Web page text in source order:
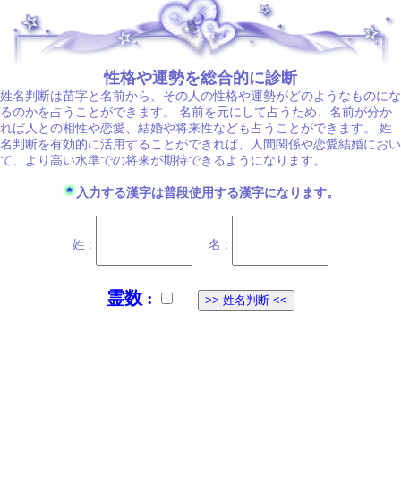
.
性格や運勢を総合的に診断
姓名判断は苗字と名前から、その人の性格や運勢がどのようなものにな
るのかを占うことができます。 名前を元にして占うため、名前が分か
れば人との相性や恋愛、結婚や将来性なども占うことができます。 姓
名判断を有効的に活用することができれば、人間関係や恋愛結婚におい
て、より高い水準での将来が期待できるようになります。
入力する漢字は普段使用する漢字になります。
姓 : 名 :
霊数 :